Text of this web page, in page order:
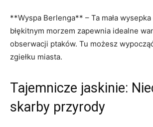
**Wyspa Berlenga** – Ta​ mała
błękitnym morzem zapewnia idealne
obserwacji ptaków. Tu możesz
zgiełku miasta.
Tajemnicze jaskinie:
skarby przyrody